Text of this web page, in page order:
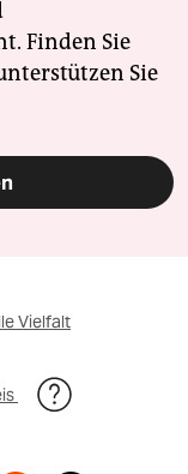
Finden Sie
Sie
Vielfalt